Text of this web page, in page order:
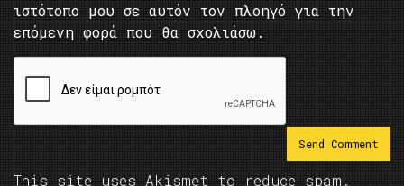
ιστότοπο μου σε αυτόν τον πλοηγό για την
επόμενη φορά που θα σχολιάσω.
This site uses Akismet to reduce spam.